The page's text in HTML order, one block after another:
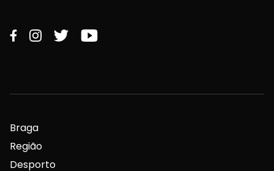
Braga
Região
Desporto